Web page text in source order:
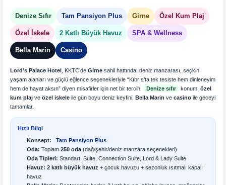
Denize Sıfır Tam Pansiyon Plus Girne Özel Kum Plaj
Özel İskele 2 Katlı Büyük Havuz SPA & Wellness
Bella Marin Casino
Lord’s Palace Hotel , KKTC’deGirne sahil hattında; deniz manzarası, seçkin
yaşam alanları ve güçlü eğlence seçenekleriyle “Kıbrıs’ta tek tesiste hem dinleneyim
hem de hayat aksın” diyen misafirler için net bir tercih.
Denize sıfır konum,özel
kum plaj veözel iskele ile gün boyu deniz keyfini;Bella Marin vecasino ile geceyi
tamamlar.
Hızlı Bilgi
Konsept:
Tam Pansiyon Plus
Oda: Toplam250 oda (dağ/şehir/deniz manzara seçenekleri)
Oda Tipleri: Standart, Suite, Connection Suite, Lord & Lady Suite
Havuz: 2 katlı büyük havuz + çocuk havuzu + sezonluk ısıtmalı kapalı
havuz